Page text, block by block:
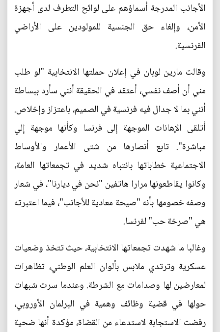
الأجانب المدرجة أسماؤهم على لوائح التطرف لدى أجهزة
الأمن، وإلغاء حق الجنسية للمولودين على الأراضي
الفرنسية.
وقالت مارين لوبان في إعلان حملتها الانتخابية "لو طلب
مني أن أصف نفسي، أعتقد في الحقيقة أنني سأرد ببساطة
أنني بما لا جدال فيه فرنسية في الصميم، باعتزاز وإخلاص.
أتلقى الإهانات الموجهة إلى فرنسا وكأنها موجهة إلي
مباشرة". تابع أنصارها من شتى الأعمار والأوساط
الاجتماعية خطاباتها بانتباه شديد في تجمعاتها العامة،
وكانوا يقاطعونها مرارا هاتفين "نحن في ديارنا"، في شعار
وصفه خصومها بأنه "صيحة معادية للأجانب"، فيما اعتبرته
هي "صرخة حب" لفرنسا.
وغالبا ما شهدت تجمعاتها الانتخابية، حيث تتخذ وضعيات
عسكرية وترتدي ملابس بألوان العلم الوطني، تظاهرات
لمعارضين لها وصدامات مع الشرطة. وعندما سرت شبهات
حولها في قضية وظائف وهمية في البرلمان الأوروبي،
رفضت الاستجابة لاستدعاء من القضاة، مؤكدة أنها ضحية